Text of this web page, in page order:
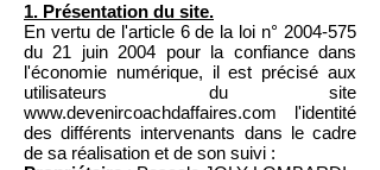
1. Présentation du site.
En vertu de l'article 6 de la loi n° 2004-575
du 21 juin 2004 pour la confiance dans
l'économie numérique, il est précisé aux
utilisateurs du site
www.devenircoachdaffaires.com l'identité
des différents intervenants dans le cadre
de sa réalisation et de son suivi :